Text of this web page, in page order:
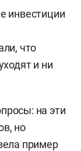
инвестиции
что
и ни
на эти
но
пример